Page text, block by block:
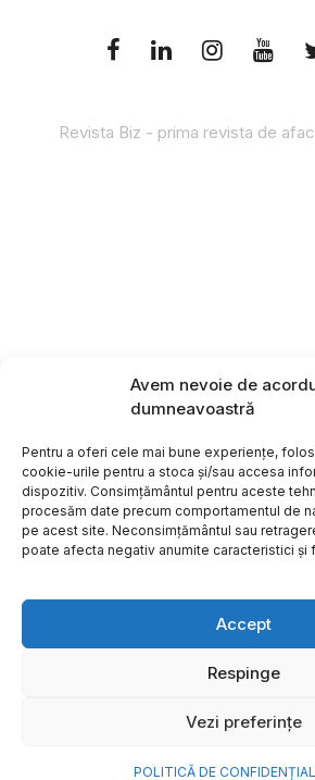
Avem nevoie de
dumneavoastră
Pentru a oferi cele mai bune experiențe,
cookie-urile pentru a stoca și/sau accesa
dispozitiv. Consimțământul pentru aceste
procesăm date precum comportamentul de
pe acest site. Neconsimțământul sau
poate afecta negativ anumite caracteristici și
Accept
Respinge
Vezi preferințe
POLITICĂ DE
Revista Biz - prima revista de
Copyright ©2026